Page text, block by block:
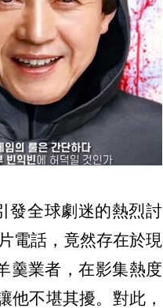
發全球劇迷的熱烈討
電話，竟然存在於現
羹業者，在影集熱度
他不堪其擾。對此，